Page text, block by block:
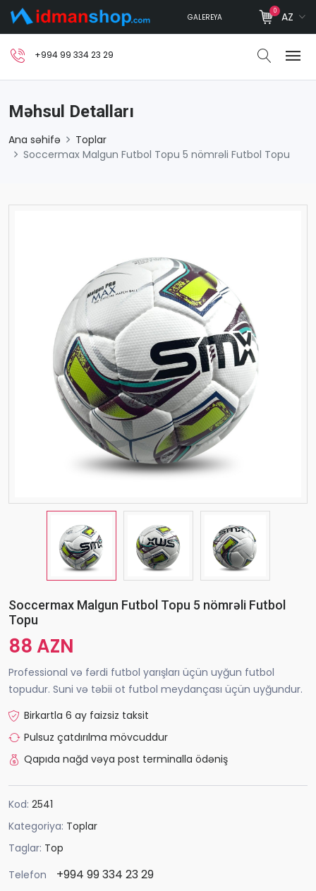
GALEREYA
0 AZ
+994 99 334 23 29
Məhsul Detalları
Ana səhifə
Toplar
Soccermax Malgun Futbol Topu 5 nömrəli Futbol Topu
Soccermax Malgun Futbol Topu 5 nömrəli Futbol
Topu
88 AZN
Professional və fərdi futbol yarışları üçün uyğun futbol
topudur. Suni və təbii ot futbol meydançası üçün uyğundur.
Birkartla 6 ay faizsiz taksit
Pulsuz çatdırılma mövcuddur
Qapıda nağd vəya post terminalla ödəniş
Kod: 2541
Kategoriya: Toplar
Taglar: Top
Telefon
+994 99 334 23 29